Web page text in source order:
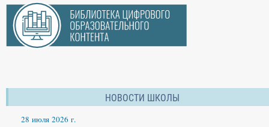
НОВОСТИ ШКОЛЫ
28 июля 2026 г.